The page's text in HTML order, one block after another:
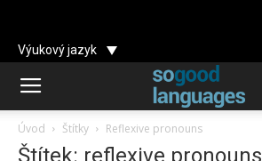
Výukový jazyk
Úvod Štítky Reflexive pronouns
Štítek: reflexive pronouns